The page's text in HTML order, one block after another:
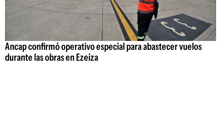
Ancap confirmó operativo especial para abastecer vuelos
durante las obras en Ezeiza